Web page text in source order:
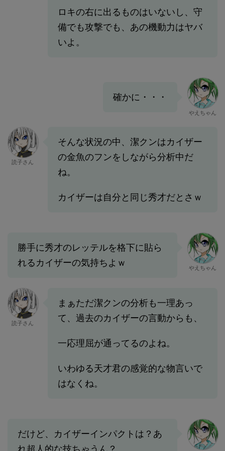
ロキの右に出るものはいないし、守
備でも攻撃でも、あの機動力はヤバ
いよ。
確かに・・・
やえちゃん
読子さん
そんな状況の中、潔クンはカイザー
の金魚のフンをしながら分析中だ
ね。
カイザーは自分と同じ秀才だとさｗ
勝手に秀才のレッテルを格下に貼ら
れるカイザーの気持ちよｗ
やえちゃん
読子さん
まぁただ潔クンの分析も一理あっ
て、過去のカイザーの言動からも、
一応理屈が通ってるのよね。
いわゆる天才君の感覚的な物言いで
はなくね。
だけど、カイザーインパクトは？あ